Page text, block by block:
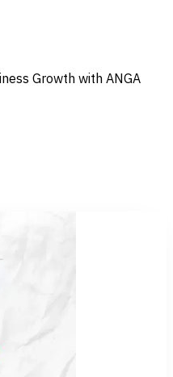
Growth with ANGA